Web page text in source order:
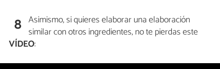
8 Asimismo, si quieres elaborar una elaboración
similar con otros ingredientes, no te pierdas este
VÍDEO: